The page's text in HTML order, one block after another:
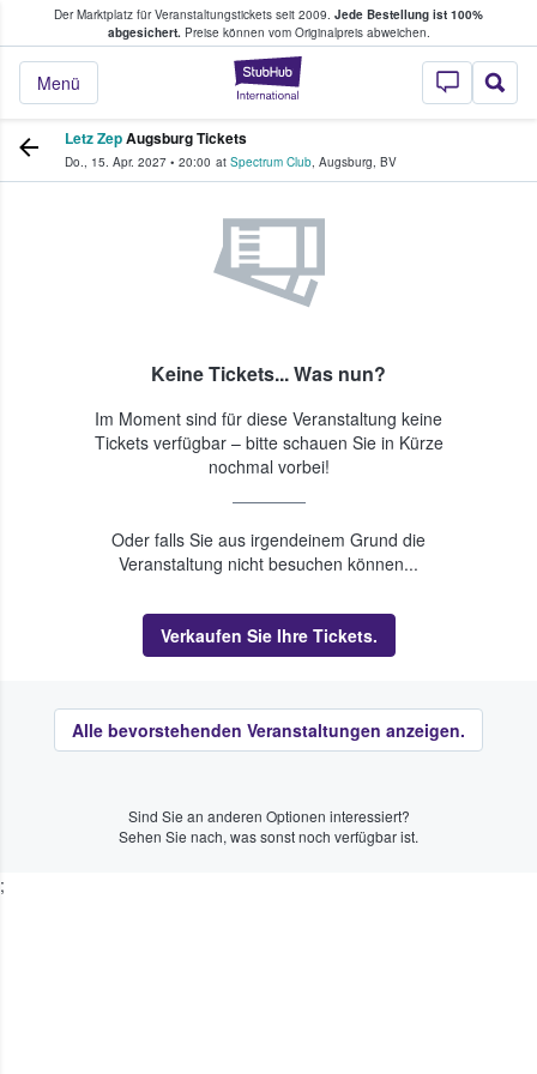
Der Marktplatz für Veranstaltungstickets seit 2009. Jede Bestellung ist 100%
abgesichert.Preise können vom Originalpreis abweichen.
StubHub - Wo
Menü
Tickets kaufen & verkaufen
Letz ZepAugsburg Tickets
Do., 15. Apr. 2027 • 20:00 at Spectrum Club, Augsburg, BV
Keine Tickets... Was nun?
Im Moment sind für diese Veranstaltung keine
Tickets verfügbar – bitte schauen Sie in Kürze
nochmal vorbei!
Oder falls Sie aus irgendeinem Grund die
Veranstaltung nicht besuchen können...
Verkaufen Sie Ihre Tickets.
Alle bevorstehenden Veranstaltungen anzeigen.
Sind Sie an anderen Optionen interessiert?
Sehen Sie nach, was sonst noch verfügbar ist.
;